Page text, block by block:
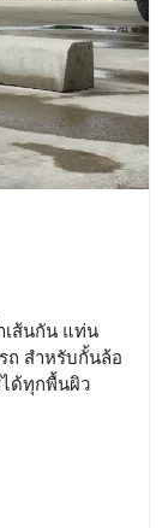
เส้นกัน แท่น
ถ สำหรับกั้นล้อ
ด้ทุกพื้นผิว